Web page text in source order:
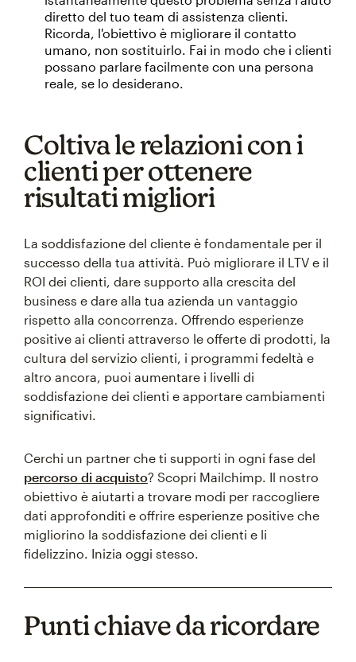
diretto del tuo team di assistenza clienti.
Ricorda, l'obiettivo è migliorare il contatto
umano, non sostituirlo. Fai in modo che i clienti
possano parlare facilmente con una persona
reale, se lo desiderano.
Coltiva le relazioni con i
clienti per ottenere
risultati migliori
La soddisfazione del cliente è fondamentale per il
successo della tua attività. Può migliorare il LTV e il
ROI dei clienti, dare supporto alla crescita del
business e dare alla tua azienda un vantaggio
rispetto alla concorrenza. Offrendo esperienze
positive ai clienti attraverso le offerte di prodotti, la
cultura del servizio clienti, i programmi fedeltà e
altro ancora, puoi aumentare i livelli di
soddisfazione dei clienti e apportare cambiamenti
significativi.
Cerchi un partner che ti supporti in ogni fase del
percorso di acquisto? Scopri Mailchimp. Il nostro
obiettivo è aiutarti a trovare modi per raccogliere
dati approfonditi e offrire esperienze positive che
migliorino la soddisfazione dei clienti e li
fidelizzino. Inizia oggi stesso.
Punti chiave da ricordare